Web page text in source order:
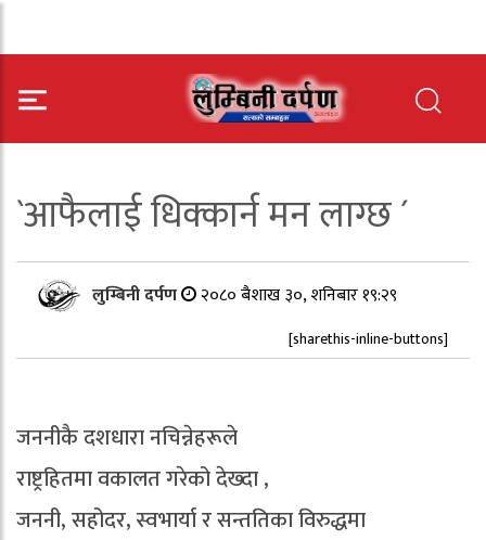
`आफैलाई धिक्कार्न मन लाग्छ ´
लुम्बिनी दर्पण २०८० बैशाख ३०, शनिबार १९:२९
[sharethis-inline-buttons]
जननीकै दशधारा नचिन्नेहरूले
राष्ट्रहितमा वकालत गरेको देख्दा ,
जननी, सहोदर, स्वभार्या र सन्ततिका विरुद्धमा